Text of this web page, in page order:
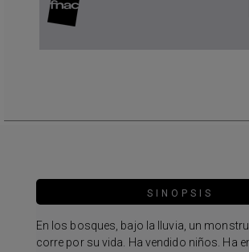
SINOPSIS
En los bosques, bajo la lluvia, un
corre por su vida. Ha vendido niños. Ha